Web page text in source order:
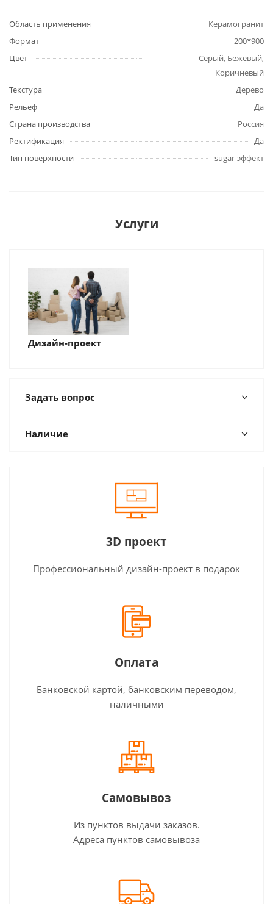
Область применения
Керамогранит
Формат
200*900
Цвет
Серый, Бежевый,
Коричневый
Текстура
Дерево
Рельеф
Да
Страна производства
Россия
Ректификация
Да
Тип поверхности
sugar-эффект
Услуги
Дизайн-проект
Задать вопрос
Наличие
3D проект
Профессиональный дизайн-проект в подарок
Оплата
Банковской картой, банковским переводом,
наличными
Самовывоз
Из пунктов выдачи заказов.
Адреса пунктов самовывоза